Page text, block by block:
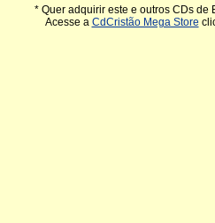
* Quer adquirir este e outros CDs de
Acesse a CdCristão Mega Store